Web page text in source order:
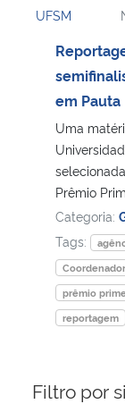
Ministério da Cidadania
Ministério da Saúde
Ministério de Minas e
Ministério da Ciência,
Ministério do Turismo
Ministério do
Ministério da Mulher,
UFSM
em Pauta
Uma
Prêmio
Categoria:
Tags:
prêmio
reportagem
Filtro por